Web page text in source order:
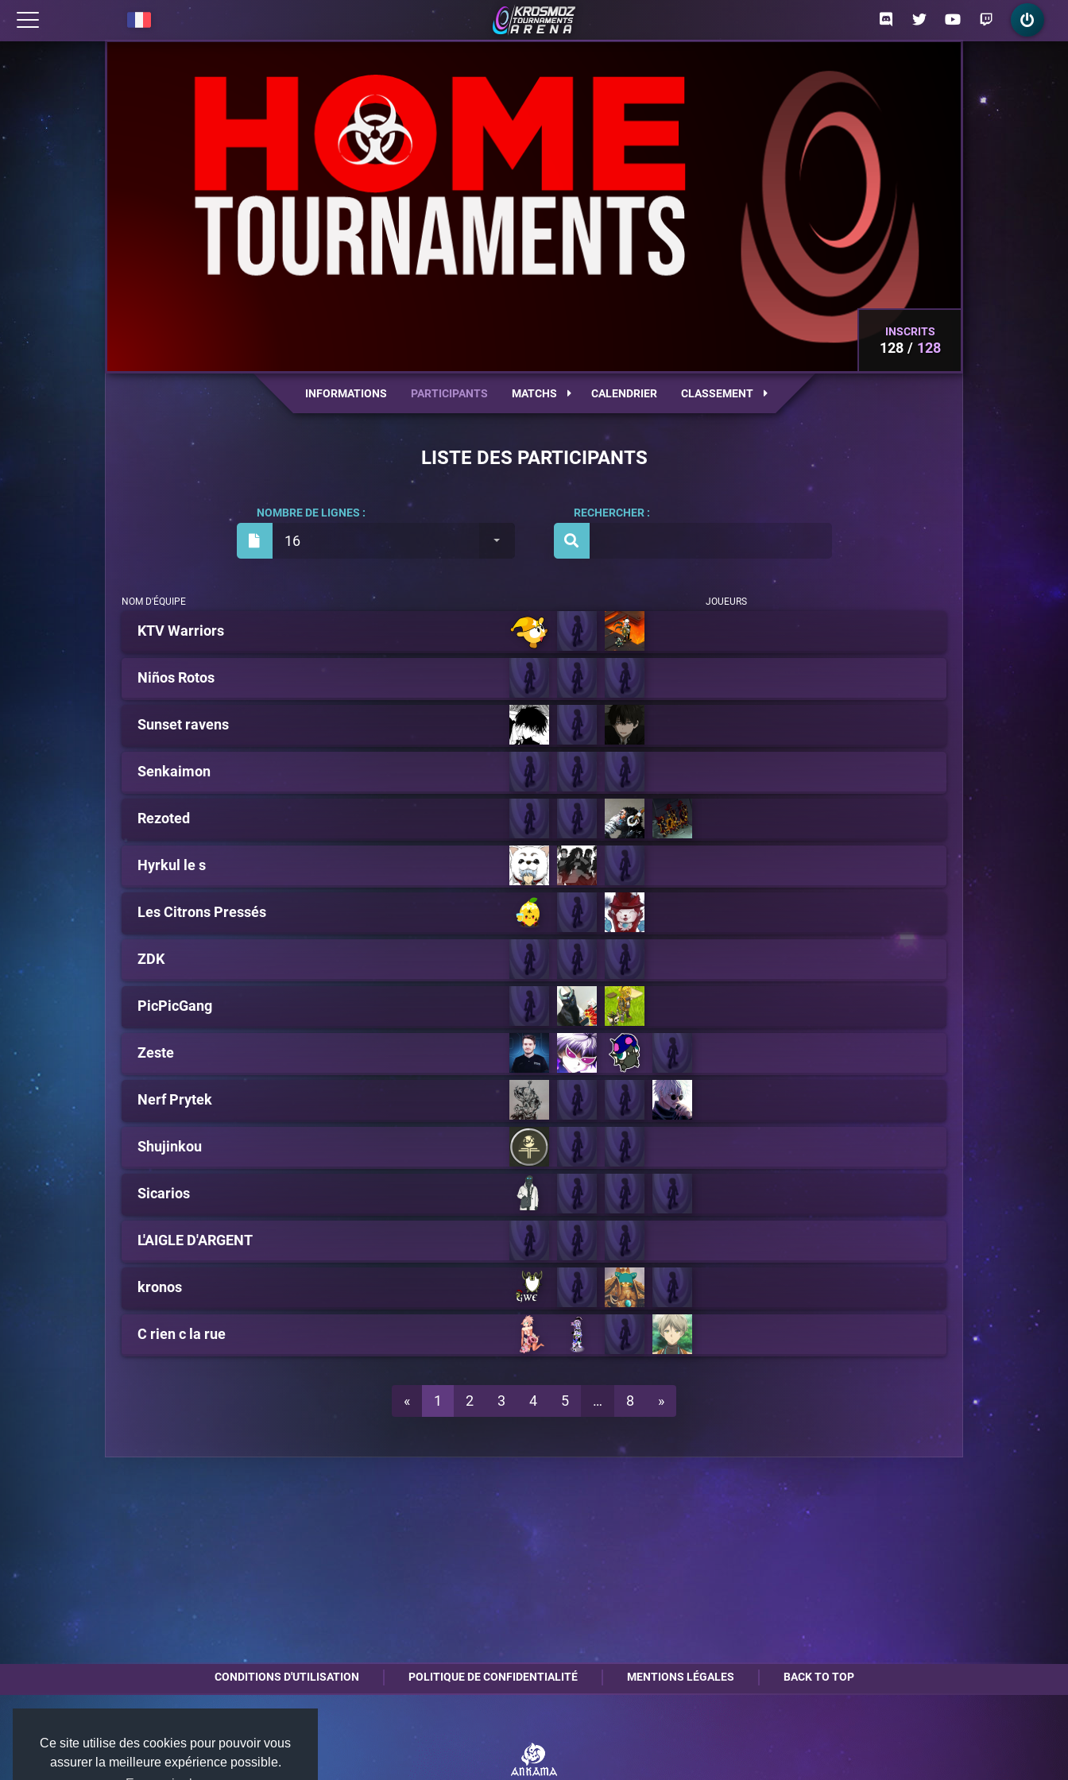
Ce site utilise des cookies pour pouvoir vous
assurer la meilleure expérience possible.
INSCRITS
128 128
INFORMATIONS PARTICIPANTS MATCHS CALENDRIER CLASSEMENT
LISTE DES PARTICIPANTS
16
NOMBRE DE LIGNES : RECHERCHER :
NOM D'ÉQUIPE JOUEURS
KTV Warriors
Niños Rotos
Sunset ravens
Senkaimon
Rezoted
Hyrkul le s
Les Citrons Pressés
ZDK
PicPicGang
Zeste
Nerf Prytek
Shujinkou
Sicarios
L'AIGLE D'ARGENT
kronos
C rien c la rue
« 1 2 3 4 5 … 8 »
CONDITIONS D'UTILISATION POLITIQUE DE CONFIDENTIALITÉ MENTIONS LÉGALES BACK TO TOP